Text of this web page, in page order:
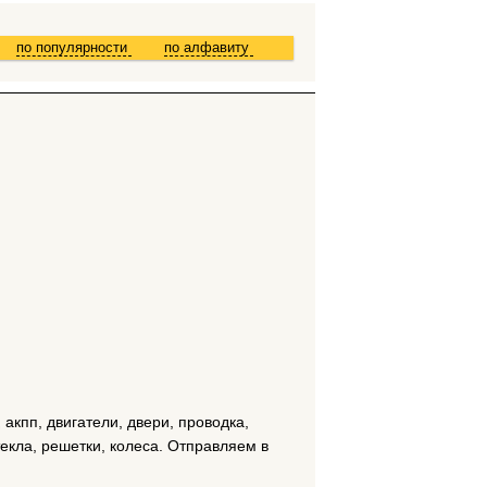
по алфавиту
по популярности
двигатели, двери, проводка,
решетки, колеса. Отправляем в